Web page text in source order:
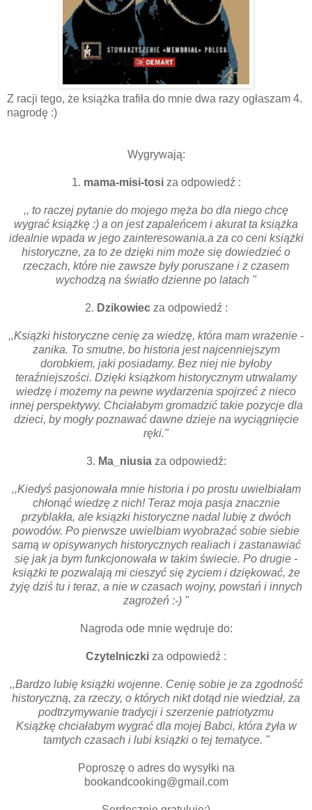
Z racji tego, że książka trafiła do mnie dwa razy ogłaszam 4.
nagrodę :)
Wygrywają:
1. mama-misi-tosiza odpowiedź :
,, to raczej pytanie do mojego męża bo dla niego chcę
wygrać książkę :) a on jest zapaleńcem i akurat ta książka
idealnie wpada w jego zainteresowania.a za co ceni książki
historyczne, za to że dzięki nim może się dowiedzieć o
rzeczach, które nie zawsze były poruszane i z czasem
wychodzą na światło dzienne po latach "
2. Dzikowiecza odpowiedź :
,,Książki historyczne cenię za wiedzę, która mam wrażenie -
zanika. To smutne, bo historia jest najcenniejszym
dorobkiem, jaki posiadamy. Bez niej nie byłoby
teraźniejszości. Dzięki książkom historycznym utrwalamy
wiedzę i możemy na pewne wydarzenia spojrzeć z nieco
innej perspektywy. Chciałabym gromadzić takie pozycje dla
dzieci, by mogły poznawać dawne dzieje na wyciągnięcie
ręki."
3. Ma_niusiaza odpowiedź:
,,Kiedyś pasjonowała mnie historia i po prostu uwielbiałam
chłonąć wiedzę z nich! Teraz moja pasja znacznie
przyblakła, ale ksiązki historyczne nadal lubię z dwóch
powodów. Po pierwsze uwielbiam wyobrażać sobie siebie
samą w opisywanych historycznych realiach i zastanawiać
się jak ja bym funkcjonowała w takim świecie. Po drugie -
książki te pozwalają mi cieszyć się życiem i dziękować, że
żyję dziś tu i teraz, a nie w czasach wojny, powstań i innych
zagrożeń :-) "
Nagroda ode mnie wędruje do:
Czytelniczki za odpowiedź :
,,Bardzo lubię książki wojenne. Cenię sobie je za zgodność
historyczną, za rzeczy, o których nikt dotąd nie wiedział, za
podtrzymywanie tradycji i szerzenie patriotyzmu
Książkę chciałabym wygrać dla mojej Babci, która żyła w
tamtych czasach i lubi książki o tej tematyce. "
Poproszę o adres do wysyłki na
bookandcooking@gmail.com